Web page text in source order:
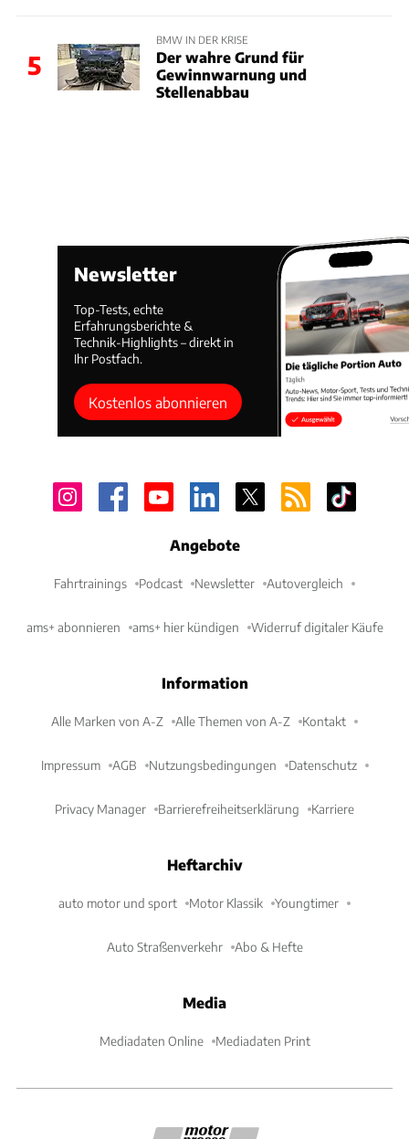
5
BMW IN DER KRISE
Der wahre Grund für
Gewinnwarnung und
Stellenabbau
Newsletter
Top-Tests, echte
Erfahrungsberichte &
Technik-Highlights – direkt in
Ihr Postfach.
Kostenlos abonnieren
Angebote
Fahrtrainings Podcast Newsletter Autovergleich
ams+ abonnieren ams+ hier kündigen Widerruf digitaler Käufe
Information
Alle Marken von A-Z Alle Themen von A-Z Kontakt
Impressum AGB Nutzungsbedingungen Datenschutz
Privacy Manager Barrierefreiheitserklärung Karriere
Heftarchiv
auto motor und sport Motor Klassik Youngtimer
Auto Straßenverkehr Abo & Hefte
Media
Mediadaten Online Mediadaten Print